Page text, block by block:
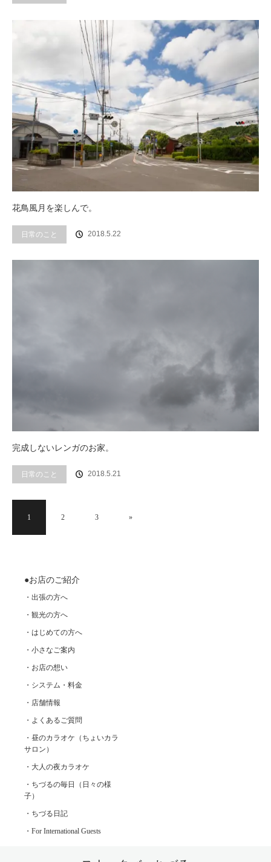
花鳥風月を楽しんで。
日常のこと 2018.5.22
完成しないレンガのお家。
日常のこと 2018.5.21
1 2 3 »
●お店のご紹介
・出張の方へ
・観光の方へ
・はじめての方へ
・小さなご案内
・お店の想い
・システム・料金
・店舗情報
・よくあるご質問
・昼のカラオケ（ちょいカラ
サロン）
・大人の夜カラオケ
・ちづるの毎日（日々の様
子）
・ちづる日記
・For International Guests